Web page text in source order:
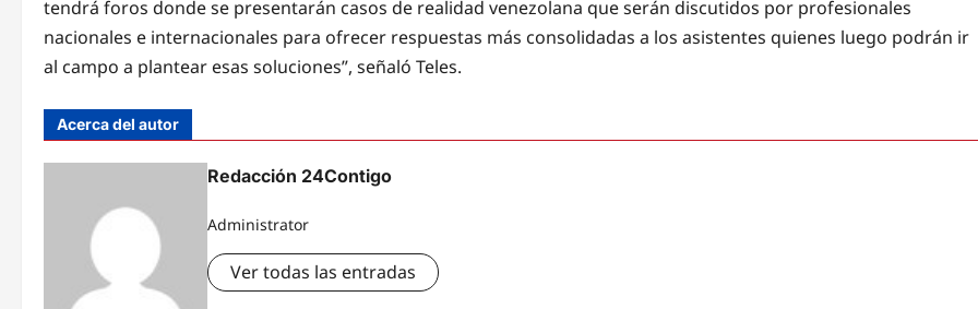
tendrá foros donde se presentarán casos de realidad venezolana que serán discutidos por profesionales
nacionales e internacionales para ofrecer respuestas más consolidadas a los asistentes quienes luego podrán ir
al campo a plantear esas soluciones”, señaló Teles.
Acerca del autor
Redacción 24Contigo
Administrator
Ver todas las entradas